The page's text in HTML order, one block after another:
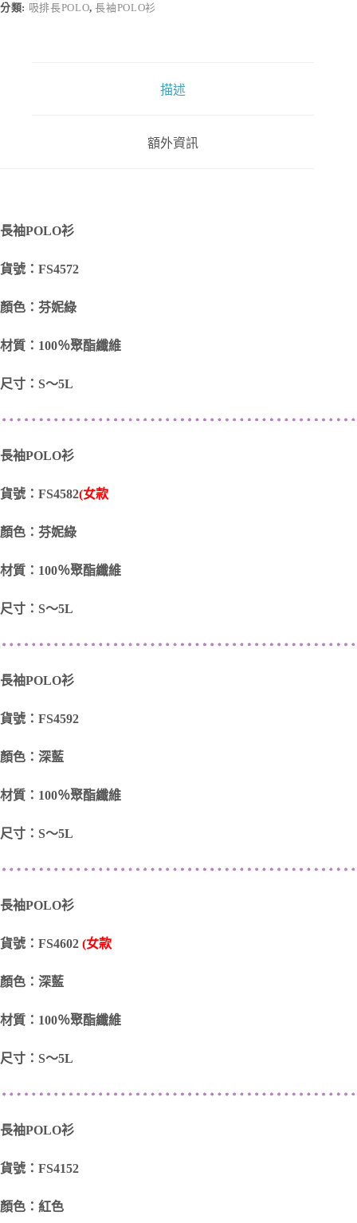
分類: 吸排長POLO,長袖POLO衫
描述
額外資訊
長袖POLO衫
貨號：FS4572
顏色：芬妮綠
材質：100％聚酯纖維
尺寸：S～5L
長袖POLO衫
貨號：FS4582(女款
顏色：芬妮綠
材質：100％聚酯纖維
尺寸：S～5L
長袖POLO衫
貨號：FS4592
顏色：深藍
材質：100％聚酯纖維
尺寸：S～5L
長袖POLO衫
貨號：FS4602 (女款
顏色：深藍
材質：100％聚酯纖維
尺寸：S～5L
長袖POLO衫
貨號：FS4152
顏色：紅色